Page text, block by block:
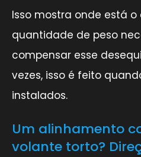
Isso mostra onde está
quantidade de peso
compensar esse
vezes, isso é feito
instalados.
Um alinhamento
volante torto?